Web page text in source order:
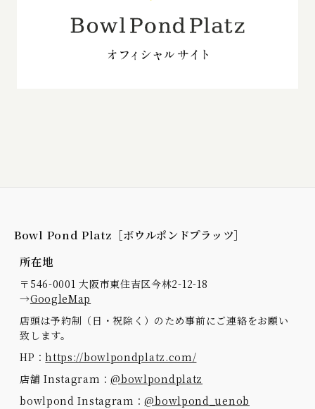
Bowl Pond Platz［ボウルポンドプラッツ］
所在地
〒546-0001 大阪市東住吉区今林2-12-18
→GoogleMap
店頭は予約制（日・祝除く）のため事前にご連絡をお願い
致します。
HP：https://bowlpondplatz.com/
店舗 Instagram：@bowlpondplatz
bowlpond Instagram：@bowlpond_uenob